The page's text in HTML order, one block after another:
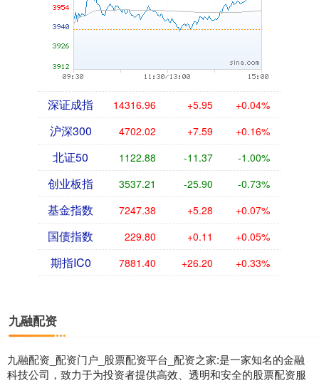
深证成指 14316.96 +5.95 +0.04%
沪深300 4702.02 +7.59 +0.16%
北证50 1122.88 -11.37 -1.00%
创业板指 3537.21 -25.90 -0.73%
基金指数 7247.38 +5.28 +0.07%
国债指数 229.80 +0.11 +0.05%
期指IC0 7881.40 +26.20 +0.33%
九融配资
九融配资_配资门户_股票配资平台_配资之家:是一家知名的金融
科技公司，致力于为投资者提供高效、透明和安全的股票配资服